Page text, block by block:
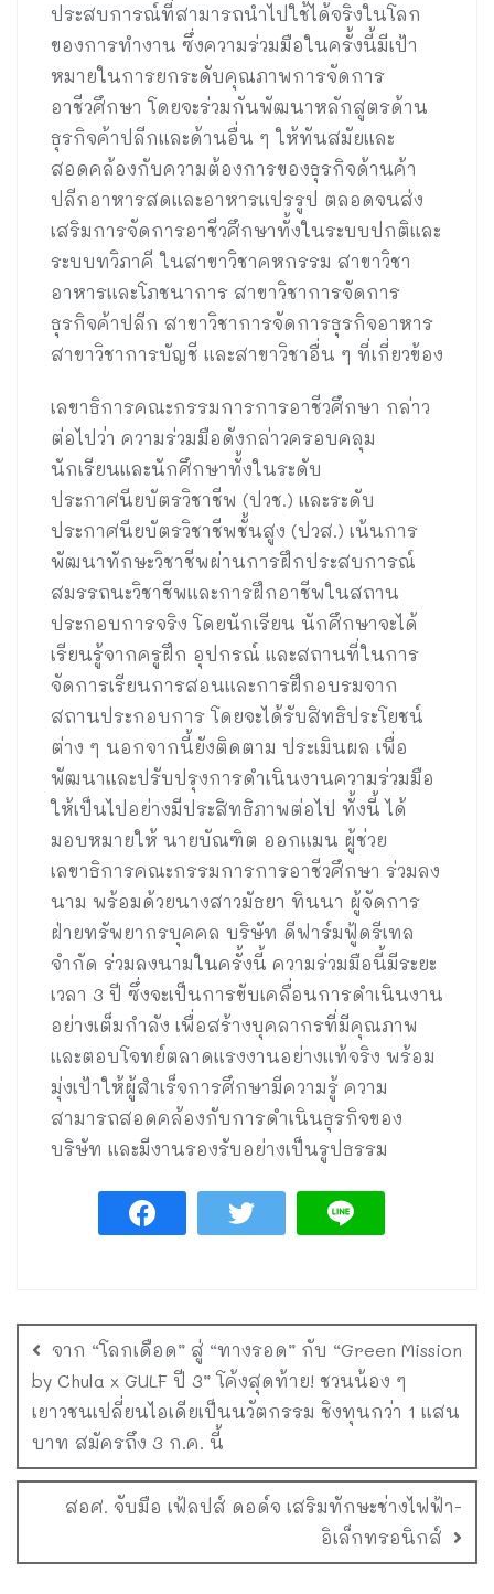
ประสบการณ์ที่สามารถนำไปใช้ได้จริงในโลก
ของการทำงาน ซึ่งความร่วมมือในครั้งนี้มีเป้า
หมายในการยกระดับคุณภาพการจัดการ
อาชีวศึกษา โดยจะร่วมกันพัฒนาหลักสูตรด้าน
ธุรกิจค้าปลีกและด้านอื่น ๆ ให้ทันสมัยและ
สอดคล้องกับความต้องการของธุรกิจด้านค้า
ปลีกอาหารสดและอาหารแปรรูป ตลอดจนส่ง
เสริมการจัดการอาชีวศึกษาทั้งในระบบปกติและ
ระบบทวิภาคี ในสาขาวิชาคหกรรม สาขาวิชา
อาหารและโภชนาการ สาขาวิชาการจัดการ
ธุรกิจค้าปลีก สาขาวิชาการจัดการธุรกิจอาหาร
สาขาวิชาการบัญชี และสาขาวิชาอื่น ๆ ที่เกี่ยวข้อง
เลขาธิการคณะกรรมการการอาชีวศึกษา กล่าว
ต่อไปว่า ความร่วมมือดังกล่าวครอบคลุม
นักเรียนและนักศึกษาทั้งในระดับ
ประกาศนียบัตรวิชาชีพ (ปวช.) และระดับ
ประกาศนียบัตรวิชาชีพชั้นสูง (ปวส.) เน้นการ
พัฒนาทักษะวิชาชีพผ่านการฝึกประสบการณ์
สมรรถนะวิชาชีพและการฝึกอาชีพในสถาน
ประกอบการจริง โดยนักเรียน นักศึกษาจะได้
เรียนรู้จากครูฝึก อุปกรณ์ และสถานที่ในการ
จัดการเรียนการสอนและการฝึกอบรมจาก
สถานประกอบการ โดยจะได้รับสิทธิประโยชน์
ต่าง ๆ นอกจากนี้ยังติดตาม ประเมินผล เพื่อ
พัฒนาและปรับปรุงการดำเนินงานความร่วมมือ
ให้เป็นไปอย่างมีประสิทธิภาพต่อไป ทั้งนี้ ได้
มอบหมายให้ นายบัณฑิต ออกแมน ผู้ช่วย
เลขาธิการคณะกรรมการการอาชีวศึกษา ร่วมลง
นาม พร้อมด้วยนางสาวมัธยา ทินนา ผู้จัดการ
ฝ่ายทรัพยากรบุคคล บริษัท ดีฟาร์มฟู้ดรีเทล
จำกัด ร่วมลงนามในครั้งนี้ ความร่วมมือนี้มีระยะ
เวลา 3 ปี ซึ่งจะเป็นการขับเคลื่อนการดำเนินงาน
อย่างเต็มกำลัง เพื่อสร้างบุคลากรที่มีคุณภาพ
และตอบโจทย์ตลาดแรงงานอย่างแท้จริง พร้อม
มุ่งเป้าให้ผู้สำเร็จการศึกษามีความรู้ ความ
สามารถสอดคล้องกับการดำเนินธุรกิจของ
บริษัท และมีงานรองรับอย่างเป็นรูปธรรม
จาก “โลกเดือด” สู่ “ทางรอด” กับ “Green Mission
by Chula x GULF ปี 3” โค้งสุดท้าย! ชวนน้อง ๆ
เยาวชนเปลี่ยนไอเดียเป็นนวัตกรรม ชิงทุนกว่า 1 แสน
บาท สมัครถึง 3 ก.ค. นี้
สอศ. จับมือ เฟ้ลปส์ ดอด์จ เสริมทักษะช่างไฟฟ้า-
อิเล็กทรอนิกส์